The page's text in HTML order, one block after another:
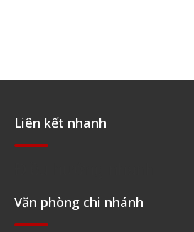
Liên kết nhanh
Văn phòng chi nhánh